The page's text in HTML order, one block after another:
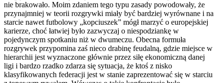
nie brakowało. Moim zdaniem tego typu zasady powodowały, że
przynajmniej w teorii rozgrywki miały być bardziej wyrównane i na
starcie nawet futbolowy „kopciuszek” mógł marzyć o europejskiej
karierze, choć łatwiej było zazwyczaj o niespodziankę w
pojedynczym spotkaniu niż w dwumeczu. Obecna formuła
rozgrywek przypomina zaś nieco drabinę feudalną, gdzie miejsce w
hierarchii jest wyznaczone głównie przez siłę ekonomiczną danej
ligi i bardzo rzadko zdarza się sytuacja, że ktoś z nisko
klasyfikowanych federacji jest w stanie zaprezentować się w starciu